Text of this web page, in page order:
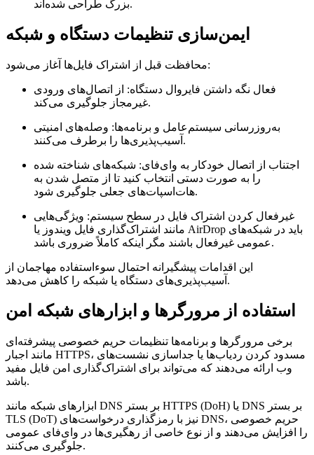
بزرگ طراحی شده‌اند.
ایمن‌سازی تنظیمات دستگاه و شبکه
محافظت قبل از اشتراک فایل‌ها آغاز می‌شود:
فعال نگه داشتن فایروال دستگاه: از اتصال‌های ورودی
غیرمجاز جلوگیری می‌کند.
به‌روزرسانی سیستم‌عامل و برنامه‌ها: وصله‌های امنیتی
آسیب‌پذیری‌ها را برطرف می‌کنند.
اجتناب از اتصال خودکار به وای‌فای: شبکه‌های شناخته شده
را به صورت دستی انتخاب کنید تا از متصل شدن به
هات‌اسپات‌های جعلی جلوگیری شود.
غیرفعال کردن اشتراک فایل در سطح سیستم: ویژگی‌هایی
مانند اشتراک‌گذاری فایل ویندوز یا AirDrop باید در شبکه‌های
عمومی غیرفعال باشند مگر اینکه کاملاً ضروری باشد.
این اقدامات پیشگیرانه احتمال سوءاستفاده مهاجمان از
آسیب‌پذیری‌های دستگاه یا شبکه را کاهش می‌دهد.
استفاده از مرورگرها و ابزارهای شبکه امن
برخی مرورگرها و برنامه‌ها تنظیمات حریم خصوصی پیشرفته‌ای
مانند اجبار HTTPS، مسدود کردن ردیاب‌ها یا جداسازی نشست‌های
وب ارائه می‌دهند که می‌تواند برای اشتراک‌گذاری امن فایل مفید
باشد.
ابزارهای شبکه مانند DNS بر بستر HTTPS (DoH) یا DNS بر بستر
TLS (DoT) نیز با رمزگذاری درخواست‌های DNS، حریم خصوصی
را افزایش می‌دهند و از نوع خاصی از رهگیری‌ها در وای‌فای عمومی
جلوگیری می‌کنند.